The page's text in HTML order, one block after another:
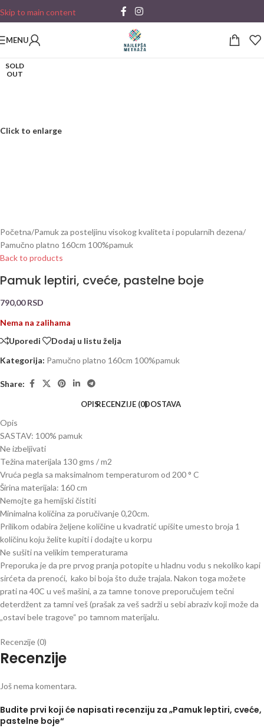
Skip to main content
MENU
SOLD
OUT
Click to enlarge
Početna/Pamuk za posteljinu visokog kvaliteta i popularnih dezena/
Pamučno platno 160cm 100%pamuk
Back to products
Pamuk leptiri, cveće, pastelne boje
790,00RSD
Nema na zalihama
Uporedi
Dodaj u listu želja
Kategorija: Pamučno platno 160cm 100%pamuk
Share:
OPISRECENZIJE (0)DOSTAVA
Opis
SASTAV: 100% pamuk
Ne izbeljivati
Težina materijala 130 gms / m2
Vruća pegla sa maksimalnom temperaturom od 200 ° C
Širina materijala: 160 cm
Nemojte ga hemijski čistiti
Minimalna količina za poručivanje 0,20cm.
Prilikom odabira željene količine u kvadratić upišite umesto broja 1
količinu koju želite kupiti i dodajte u korpu
Ne sušiti na velikim temperaturama
Preporuka je da pre prvog pranja potopite u hladnu vodu s nekoliko kapi
sirćeta da prenoći, kako bi boja što duže trajala. Nakon toga možete
prati na 40C u veš mašini, a za tamne tonove preporučujem tečni
deterdžent za tamni veš (prašak za veš sadrži u sebi abraziv koji može da
„ostavi bele tragove“ po tamnom materijalu.
Recenzije (0)
Recenzije
Još nema komentara.
Budite prvi koji će napisati recenziju za „Pamuk leptiri, cveće,
pastelne boje“